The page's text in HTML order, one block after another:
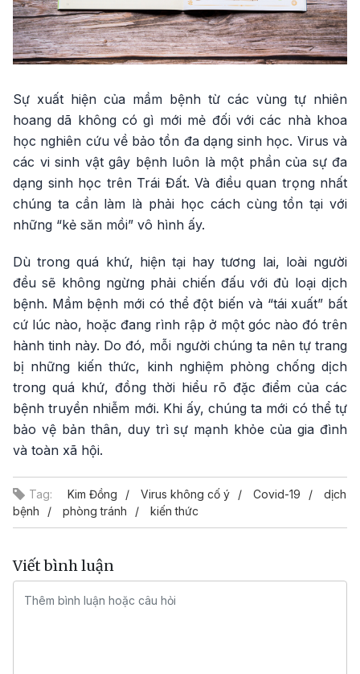
Sự xuất hiện của mầm bệnh từ các vùng tự nhiên
hoang dã không có gì mới mẻ đối với các nhà khoa
học nghiên cứu về bảo tồn đa dạng sinh học. Virus và
các vi sinh vật gây bệnh luôn là một phần của sự đa
dạng sinh học trên Trái Đất. Và điều quan trọng nhất
chúng ta cần làm là phải học cách cùng tồn tại với
những “kẻ săn mồi” vô hình ấy.
Dù trong quá khứ, hiện tại hay tương lai, loài người
đều sẽ không ngừng phải chiến đấu với đủ loại dịch
bệnh. Mầm bệnh mới có thể đột biến và “tái xuất” bất
cứ lúc nào, hoặc đang rình rập ở một góc nào đó trên
hành tinh này. Do đó, mỗi người chúng ta nên tự trang
bị những kiến thức, kinh nghiệm phòng chống dịch
trong quá khứ, đồng thời hiểu rõ đặc điểm của các
bệnh truyền nhiễm mới. Khi ấy, chúng ta mới có thể tự
bảo vệ bản thân, duy trì sự mạnh khỏe của gia đình
và toàn xã hội.
Tag: Kim Đồng Virus không cố ý Covid-19
dịch
bệnh
phòng tránh kiến thức
Viết bình luận